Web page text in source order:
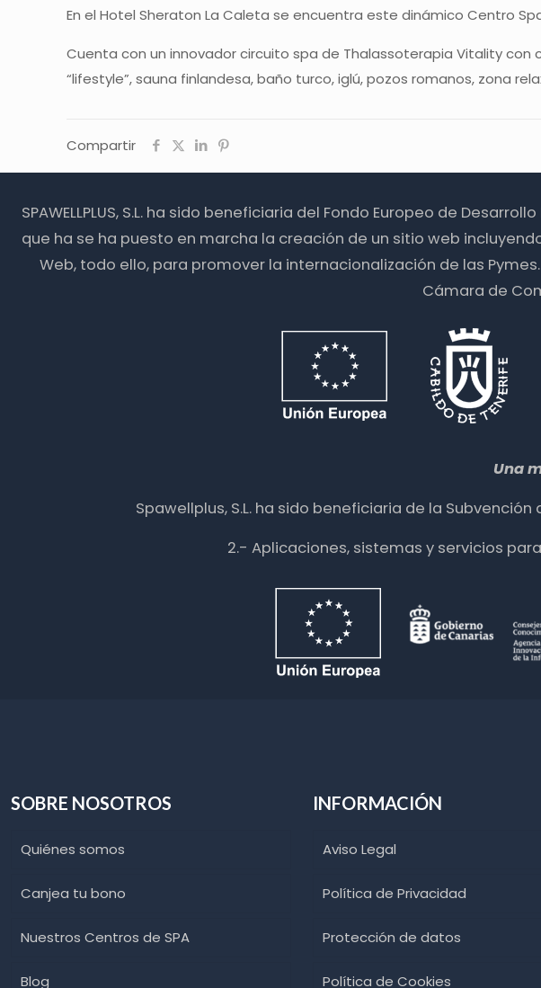
En el Hotel Sheraton La Caleta se encuentra este dinámico Centro
Cuenta con un innovador circuito spa de Thalassoterapia Vitality con
“lifestyle”, sauna finlandesa, baño turco, iglú, pozos romanos, zona
Compartir
SPAWELLPLUS, S.L. ha sido beneficiaria del Fondo Europeo de
que ha se ha puesto en marcha la creación de un sitio web
Web, todo ello, para promover la internacionalización de las
Cámara de
Una
Spawellplus, S.L. ha sido beneficiaria de la
2.- Aplicaciones, sistemas y servicios para
SOBRE NOSOTROS
Quiénes somos
Canjea tu bono
Nuestros Centros de SPA
Blog
INFORMACIÓN
Aviso Legal
Política de Privacidad
Protección de datos
Política de Cookies